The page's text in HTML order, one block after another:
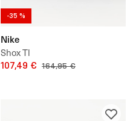
-35 %
Nike
Shox Tl
107,49 € 164,95 €